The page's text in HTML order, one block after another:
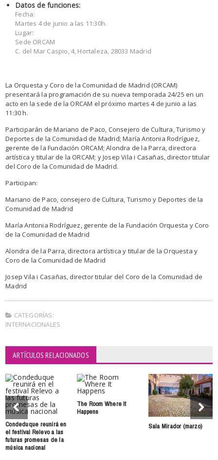
Datos de funciones:
Fecha:
Martes 4 de junio a las 11:30h.
Lugar:
Sede ORCAM
C. del Mar Caspio, 4, Hortaleza, 28033 Madrid
La Orquesta y Coro de la Comunidad de Madrid (ORCAM)
presentará la programación de su nueva temporada 24/25 en un
acto en la sede de la ORCAM el próximo martes 4 de junio a las
11:30 h.
Participarán de Mariano de Paco, Consejero de Cultura, Turismo y
Deportes de la Comunidad de Madrid; María Antonia Rodríguez,
gerente de la Fundación ORCAM; Alondra de la Parra, directora
artística y titular de la ORCAM; y Josep Vila i Casañas, director titular
del Coro de la Comunidad de Madrid.
Participan:
Mariano de Paco, consejero de Cultura, Turismo y Deportes de la
Comunidad de Madrid
María Antonia Rodríguez, gerente de la Fundación Orquesta y Coro
de la Comunidad de Madrid
Alondra de la Parra, directora artística y titular de la Orquesta y
Coro de la Comunidad de Madrid
Josep Vila i Casañas, director titular del Coro de la Comunidad de
Madrid
CATEGORÍAS:
INTERNACIONALES
ARTÍCULOS RELACIONADOS
Condeduque reunirá en
el festival Relevo a las
futuras promesas de la
música nacional
The Room Where It
Happens
Sala Mirador (marzo)